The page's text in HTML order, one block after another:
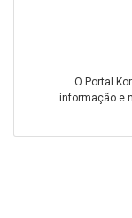
O Portal
informação e